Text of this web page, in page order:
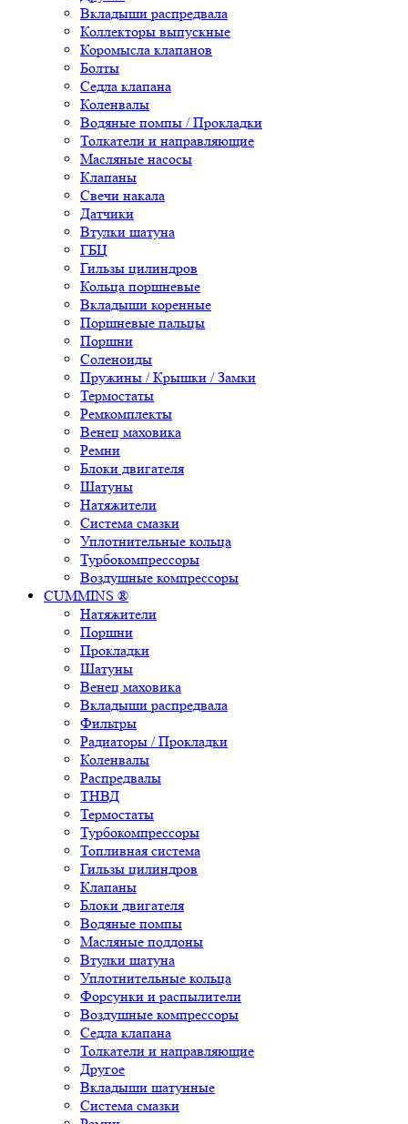
Вкладыши распредвала
Коллекторы выпускные
Коромысла клапанов
Болты
Седла клапана
Коленвалы
Водяные помпы / Прокладки
Толкатели и направляющие
Масляные насосы
Клапаны
Свечи накала
Датчики
Втулки шатуна
ГБЦ
Гильзы цилиндров
Кольца поршневые
Вкладыши коренные
Поршневые пальцы
Поршни
Соленоиды
Пружины / Крышки / Замки
Термостаты
Ремкомплекты
Венец маховика
Ремни
Блоки двигателя
Шатуны
Натяжители
Система смазки
Уплотнительные кольца
Турбокомпрессоры
Воздушные компрессоры
CUMMINS ®
Натяжители
Поршни
Прокладки
Шатуны
Венец маховика
Вкладыши распредвала
Фильтры
Радиаторы / Прокладки
Коленвалы
Распредвалы
ТНВД
Термостаты
Турбокомпрессоры
Топливная система
Гильзы цилиндров
Клапаны
Блоки двигателя
Водяные помпы
Масляные поддоны
Втулки шатуна
Уплотнительные кольца
Форсунки и распылители
Воздушные компрессоры
Седла клапана
Толкатели и направляющие
Другое
Вкладыши шатунные
Система смазки